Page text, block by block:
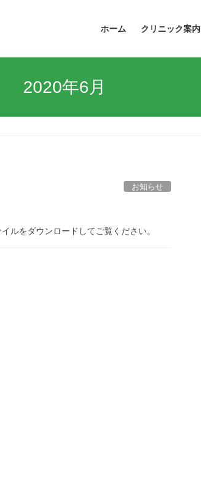
ホーム クリニック案内
2020年6月
お知らせ
ルをダウンロードしてご覧ください。